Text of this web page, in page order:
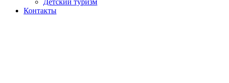
Детский туризм
Контакты